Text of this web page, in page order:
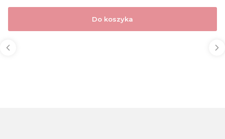
Do koszyka